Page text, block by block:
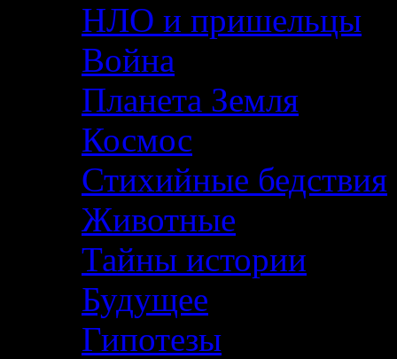
НЛО и пришельцы
Война
Планета Земля
Космос
Стихийные бедствия
Животные
Тайны истории
Будущее
Гипотезы